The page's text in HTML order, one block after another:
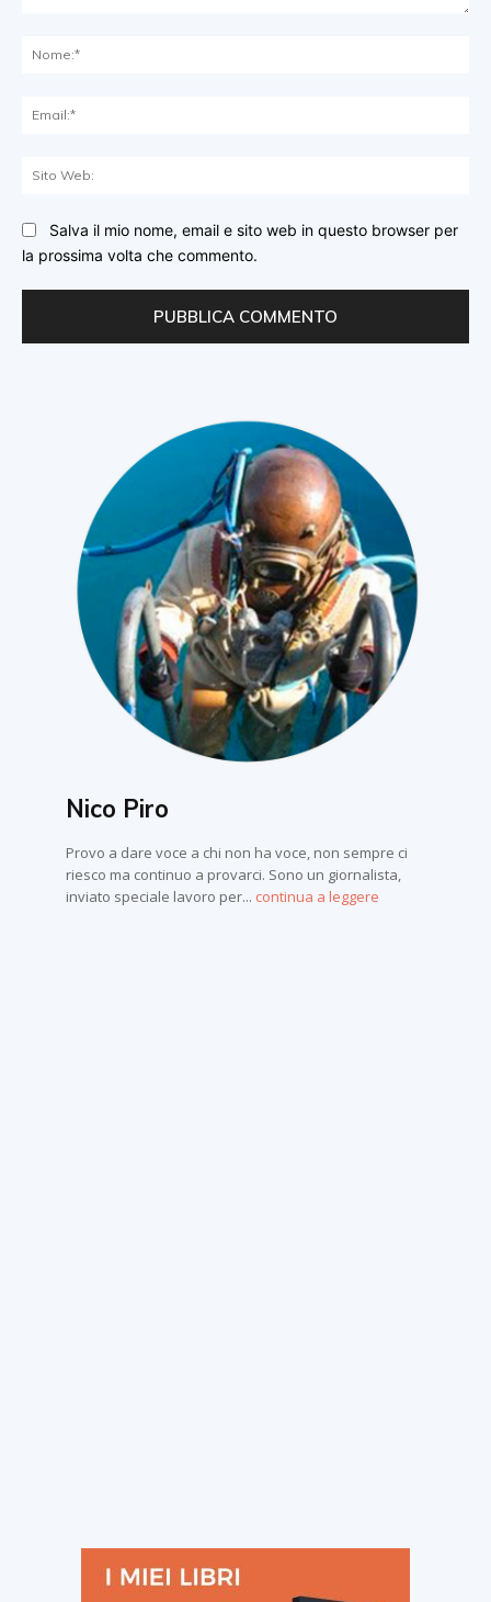
Salva il mio nome, email e sito web in questo browser per
la prossima volta che commento.
Nico Piro
Provo a dare voce a chi non ha voce, non sempre ci
riesco ma continuo a provarci. Sono un giornalista,
inviato speciale lavoro per... continua a leggere